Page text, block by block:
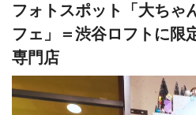
フォトスポット「大ちゃ
フェ」＝渋谷ロフトに限
専門店